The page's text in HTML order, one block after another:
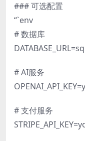
### 可选配置
“`env
# 数据库
# AI服务
# 支付服务